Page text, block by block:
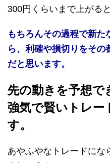
300円くらいまで上がる
もちろんその過程で新
ら、利確や損切りをそ
だと思います。
先の動きを予想で
強気で賢いトレー
す。
あやふやなトレードにな